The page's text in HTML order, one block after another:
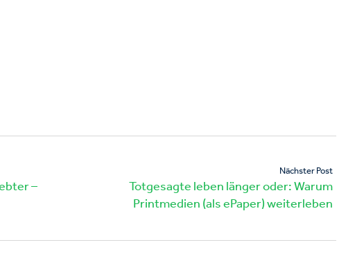
–
Nächster Post
Totgesagte leben länger oder: Warum
Printmedien (als ePaper) weiterleben